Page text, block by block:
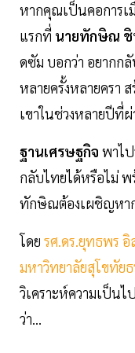
หากคุณเป็นคอการเมื
แรกที่ นายทักษิณ ชิ
ดซัม บอกว่า อยากก
หลายครั้งหลายครา
เขาในช่วงหลายปีที่
ฐานเศรษฐกิจ พาไ
กลับไทยได้หรือไม่
ทักษิณต้องเผชิญหาก
โดย รศ.ดร.ยุทธพร อิ
มหาวิทยาลัยสุโขทัยธ
วิเคราะห์ความเป็น
ว่า...